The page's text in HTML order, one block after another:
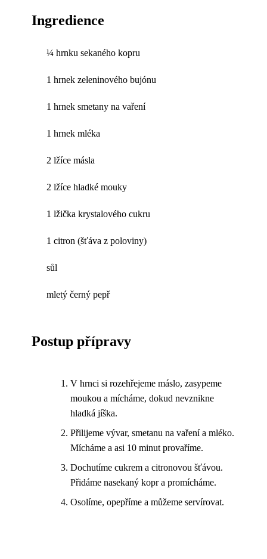
Ingredience
¼ hrnku sekaného kopru
1 hrnek zeleninového bujónu
1 hrnek smetany na vaření
1 hrnek mléka
2 lžíce másla
2 lžíce hladké mouky
1 lžička krystalového cukru
1 citron (šťáva z poloviny)
sůl
mletý černý pepř
Postup přípravy
V hrnci si rozehřejeme máslo, zasypeme
moukou a mícháme, dokud nevznikne
hladká jíška.
Přilijeme vývar, smetanu na vaření a mléko.
Mícháme a asi 10 minut provaříme.
Dochutíme cukrem a citronovou šťávou.
Přidáme nasekaný kopr a promícháme.
Osolíme, opepříme a můžeme servírovat.